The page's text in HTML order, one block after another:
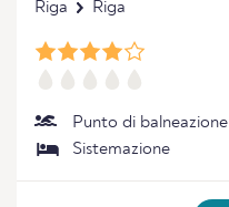
Riga Riga
Punto di
Sistemazione